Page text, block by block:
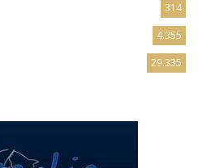
314
4.355
29.335